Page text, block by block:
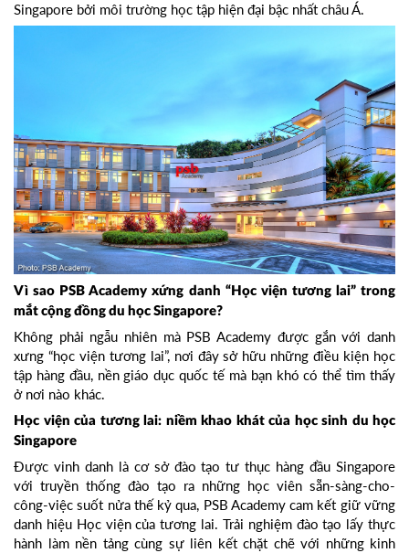
Singapore bởi môi trường học tập hiện đại bậc nhất châu Á.
Vì sao PSB Academy xứng danh “Học viện tương lai” trong
mắt cộng đồng du học Singapore?
Không phải ngẫu nhiên mà PSB Academy được gắn với danh
xưng “học viện tương lai”, nơi đây sở hữu những điều kiện học
tập hàng đầu, nền giáo dục quốc tế mà bạn khó có thể tìm thấy
ở nơi nào khác.
Học viện của tương lai: niềm khao khát của học sinh du học
Singapore
Được vinh danh là cơ sở đào tạo tư thục hàng đầu Singapore
với truyền thống đào tạo ra những học viên sẵn-sàng-cho-
công-việc suốt nửa thế kỷ qua, PSB Academy cam kết giữ vững
danh hiệu Học viện của tương lai. Trải nghiệm đào tạo lấy thực
hành làm nền tảng cùng sự liên kết chặt chẽ với những kinh